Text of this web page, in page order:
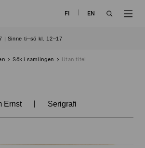
FI
EN
| Sinne ti–sö kl. 12–17
Sök i samlingen Utan titel
Ernst | Serigrafi